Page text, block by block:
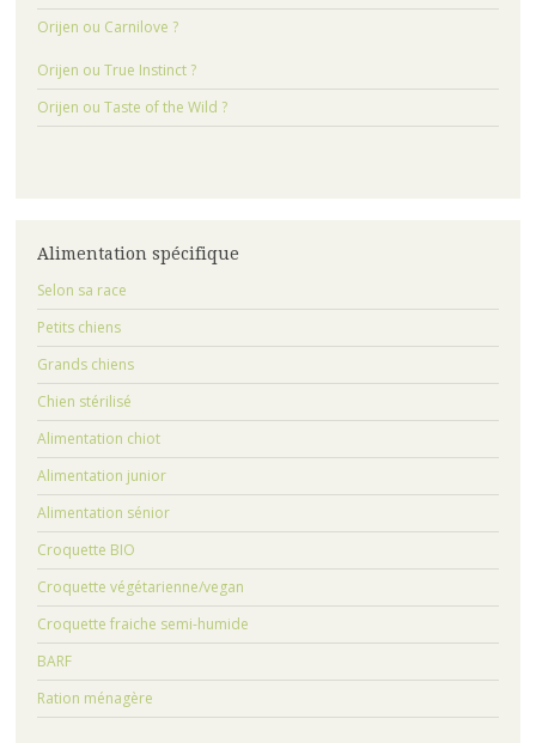
Orijen ou Carnilove ?
Orijen ou True Instinct ?
Orijen ou Taste of the Wild ?
Alimentation spécifique
Selon sa race
Petits chiens
Grands chiens
Chien stérilisé
Alimentation chiot
Alimentation junior
Alimentation sénior
Croquette BIO
Croquette végétarienne/vegan
Croquette fraiche semi-humide
BARF
Ration ménagère